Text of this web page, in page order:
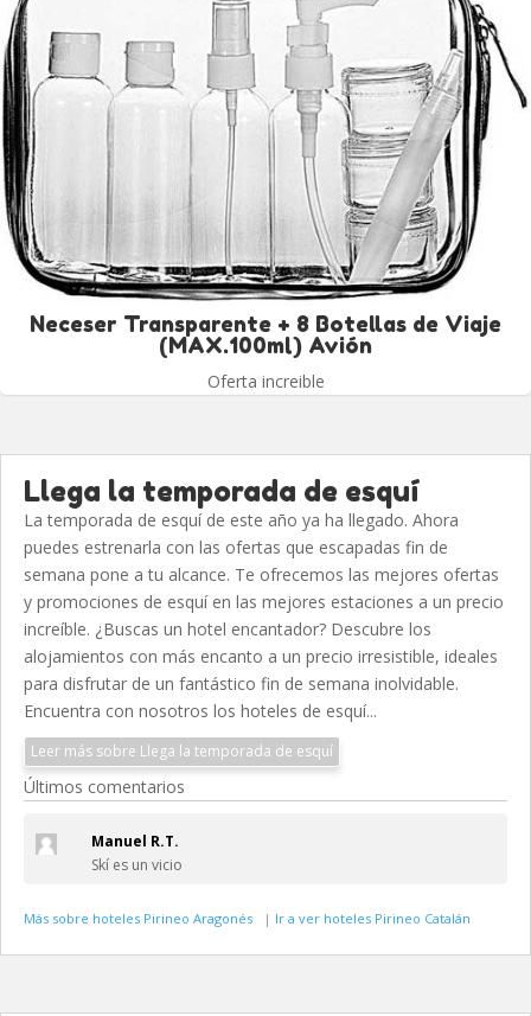
Neceser Transparente + 8 Botellas de Viaje
(MAX.100ml) Avión
Oferta increible
Llega la temporada de esquí
La temporada de esquí de este año ya ha llegado. Ahora
puedes estrenarla con las ofertas que escapadas fin de
semana pone a tu alcance. Te ofrecemos las mejores ofertas
y promociones de esquí en las mejores estaciones a un precio
increíble. ¿Buscas un hotel encantador? Descubre los
alojamientos con más encanto a un precio irresistible, ideales
para disfrutar de un fantástico fin de semana inolvidable.
Encuentra con nosotros los hoteles de esquí...
Leer más sobre Llega la temporada de esquí
Últimos comentarios
Manuel R.T.
Skí es un vicio
Más sobre hoteles Pirineo Aragonés | Ir a ver hoteles Pirineo Catalán